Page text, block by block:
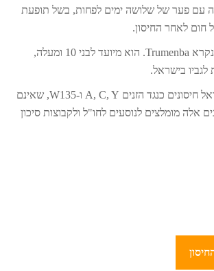
עם פער של שלושה ימים לפחות, בשל תופעת
חום לאחר החיסון.
החיסון החדש יותר נקרא Trumenba. הוא מיועד לבני 10 ומעלה,
לגביו בישראל.
כמו כן קיימים בישראל חיסונים כנגד הזנים A, C, Y ו-W135, שאינם
אלה מומלצים לנוסעים לחו"ל ולקבוצות סיכון